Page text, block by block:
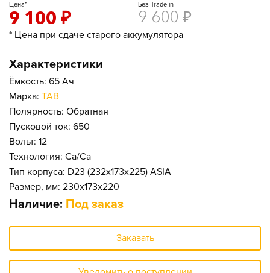
Цена*
9 100 ₽
Без Trade-in
9 600 ₽
* Цена при сдаче старого аккумулятора
Характеристики
Ёмкость: 65 Ач
Марка: TAB
Полярность: Обратная
Пусковой ток: 650
Вольт: 12
Технология: Ca/Ca
Тип корпуса: D23 (232x173x225) ASIA
Размер, мм: 230x173x220
Наличие: Под заказ
Заказать